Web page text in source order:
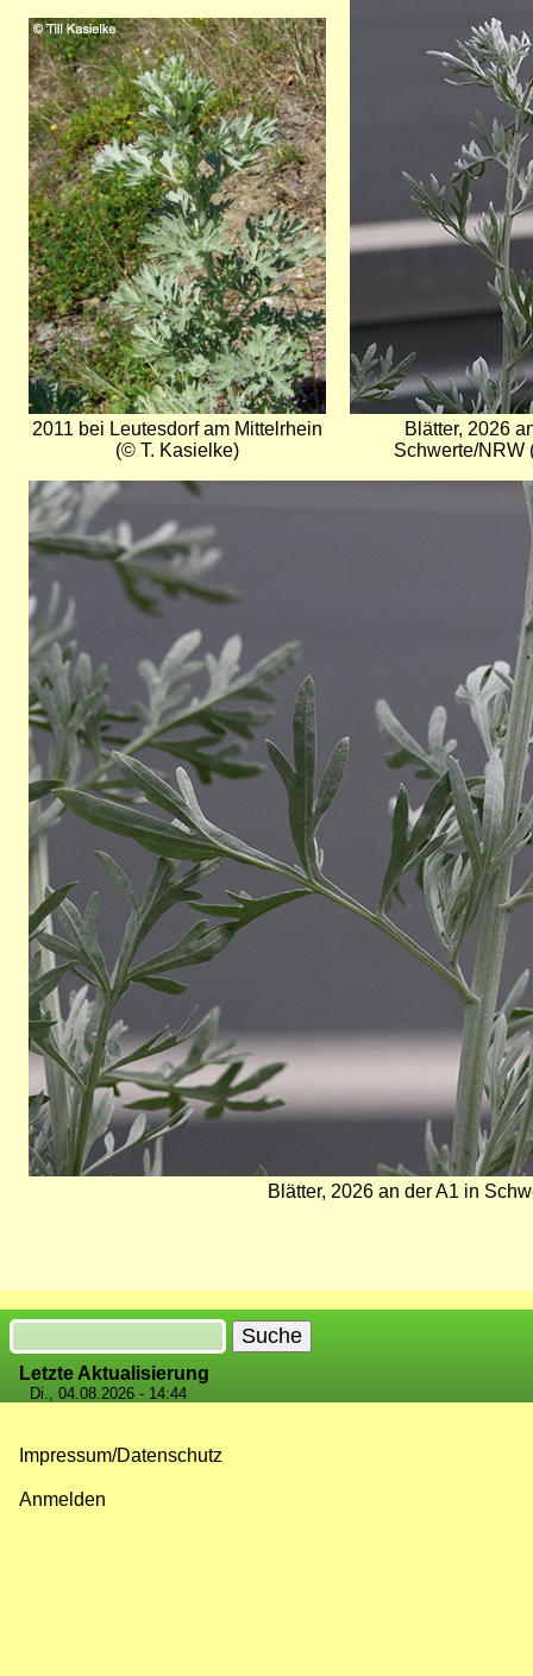
Bild
2011 bei Leutesdorf am Mittelrhein
(© T. Kasielke)
Blätter, 2026
Schwerte/NRW
Bild
Blätter, 2026 an der A1 in
Suche
Letzte Aktualisierung
Di., 04.08.2026 - 14:44
Impressum/Datenschutz
Anmelden